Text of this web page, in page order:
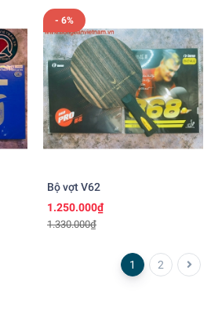
- 6%
Bộ vợt V62
1.250.000₫
1.330.000₫
1 2